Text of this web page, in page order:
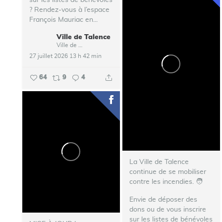
? Rendez-vous à l’espace
François Mauriac en...
Ville de Talence
27 juillet 2026 13 h 42 min
64 9 4
La Ville de Talence
continue de se mobiliser
contre les incendies. ‍🧑‍
Envie de déposer des
dons ou de vous inscrire
sur les listes de bénévoles